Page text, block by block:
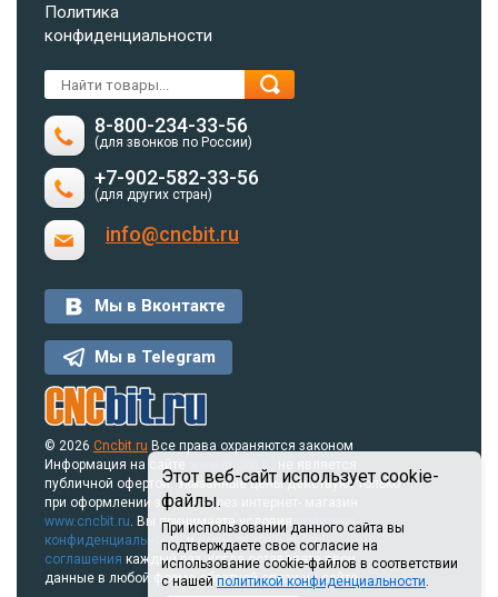
Этот веб-сайт использует cookie-
файлы.
При использовании данного сайта вы
подтверждаете свое согласие на
использование cookie-файлов в соответствии
с нашей политикой конфиденциальности.
Политика
конфиденциальности
8-800-234-33-56
(для звонков по России)
+7-902-582-33-56
(для других стран)
info@cncbit.ru
Мы в Вконтакте
Мы в Telegram
© 2026 Cncbit.ru Все права охраняются законом
Информация на сайте
www.cncbit.ru
публичной офертой. Указанные цены действуют только
при оформлении заказа через интернет- магазин
www.cncbit.ru. Вы принимаете условияполитики
конфиденциальностиипользовательского
соглашения каждый раз, когда оставляете свои
данные в любой форме обратной связи на сайте.